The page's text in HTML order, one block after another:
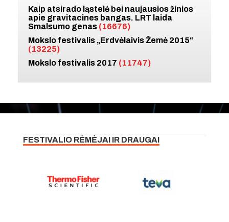
Kaip atsirado ląstelė bei naujausios žinios
apie gravitacines bangas. LRT laida
Smalsumo genas (16676)
Mokslo festivalis „Erdvėlaivis Žemė 2015“
(13225)
Mokslo festivalis 2017 (11747)
FESTIVALIO RĖMĖJAI IR DRAUGAI